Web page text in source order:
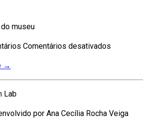
museu
Comentários desativados
Museu
→
Lab
por Ana Cecília Rocha Veiga